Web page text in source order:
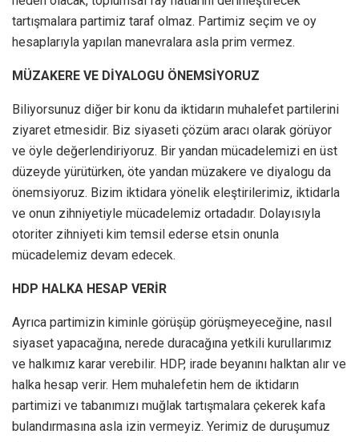
tartışmalara partimiz taraf olmaz. Partimiz seçim ve oy
hesaplarıyla yapılan manevralara asla prim vermez.
MÜZAKERE VE DİYALOGU ÖNEMSİYORUZ
Biliyorsunuz diğer bir konu da iktidarın muhalefet partilerini
ziyaret etmesidir. Biz siyaseti çözüm aracı olarak görüyor
ve öyle değerlendiriyoruz. Bir yandan mücadelemizi en üst
düzeyde yürütürken, öte yandan müzakere ve diyalogu da
önemsiyoruz. Bizim iktidara yönelik eleştirilerimiz, iktidarla
ve onun zihniyetiyle mücadelemiz ortadadır. Dolayısıyla
otoriter zihniyeti kim temsil ederse etsin onunla
mücadelemiz devam edecek.
HDP HALKA HESAP VERİR
Ayrıca partimizin kiminle görüşüp görüşmeyeceğine, nasıl
siyaset yapacağına, nerede duracağına yetkili kurullarımız
ve halkımız karar verebilir. HDP, irade beyanını halktan alır ve
halka hesap verir. Hem muhalefetin hem de iktidarın
partimizi ve tabanımızı muğlak tartışmalara çekerek kafa
bulandırmasına asla izin vermeyiz. Yerimiz de duruşumuz